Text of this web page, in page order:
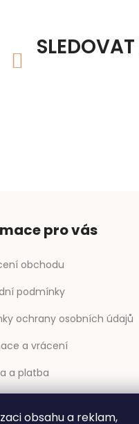
obsahu a reklam,
pro vás
obchodu
podmínky
ochrany osobních údajů
a vrácení
a platba